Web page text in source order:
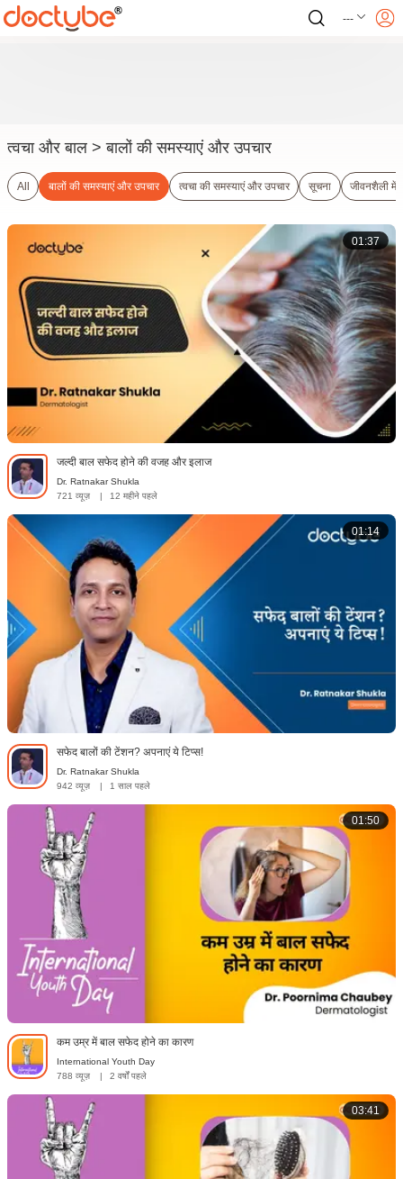
---
त्वचा और बाल > बालों की समस्याएं और उपचार
All बालों की समस्याएं और उपचार त्वचा की समस्याएं और उपचार सूचना जीवनशैली में
01:37
जल्दी बाल सफेद होने की वजह और इलाज
Dr. Ratnakar Shukla
721 व्यूज़
| 12 महीने पहले
01:14
सफेद बालों की टेंशन? अपनाएं ये टिप्स!
Dr. Ratnakar Shukla
942 व्यूज़
| 1 साल पहले
01:50
कम उम्र में बाल सफेद होने का कारण
International Youth Day
788 व्यूज़
| 2 वर्षों पहले
03:41